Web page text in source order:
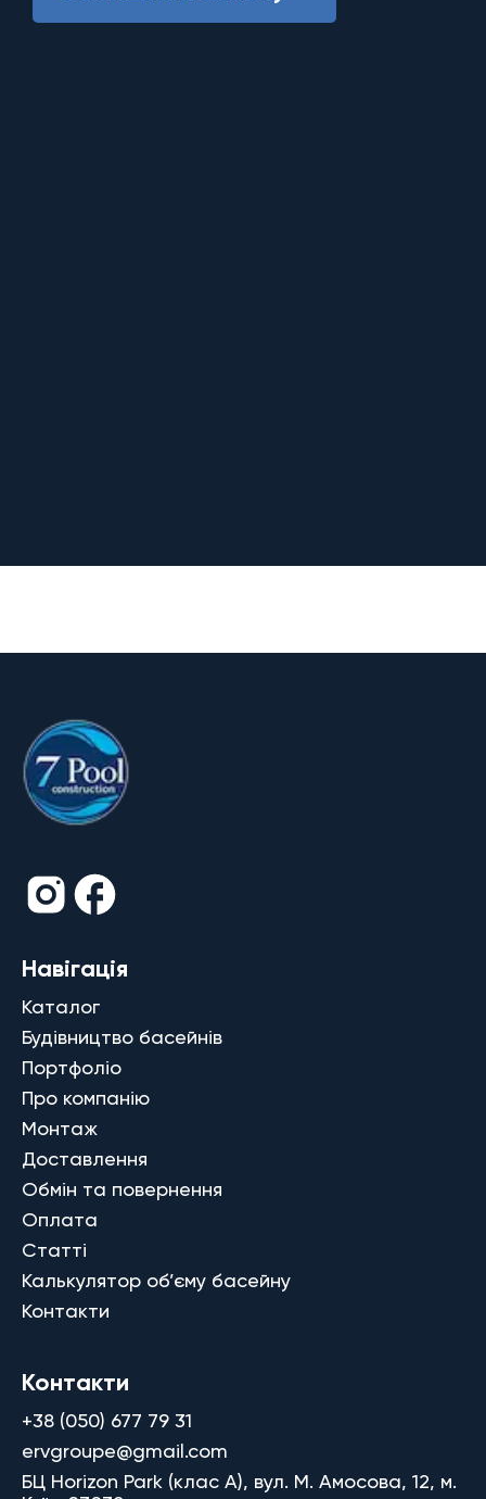
Навігація
Каталог
Будівництво басейнів
Портфоліо
Про компанію
Монтаж
Доставлення
Обмін та повернення
Оплата
Статті
Калькулятор об’єму басейну
Контакти
Контакти
+38 (050) 677 79 31
ervgroupe@gmail.com
БЦ Horizon Park (клас A), вул. М. Амосова, 12, м.